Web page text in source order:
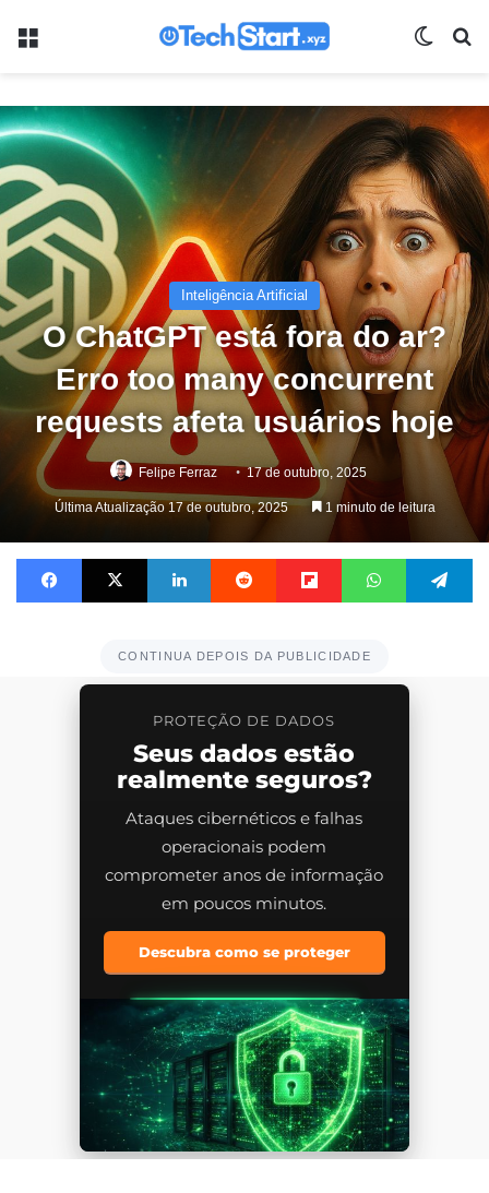
Menu
Inteligência Artificial
O ChatGPT está fora do ar?
Erro too many concurrent
requests afeta usuários hoje
Felipe Ferraz 17 de outubro, 2025
Última Atualização 17 de outubro, 2025 1 minuto de leitura
Facebook X Linkedin Reddit Flipboard WhatsApp
CONTINUA DEPOIS DA PUBLICIDADE
PROTEÇÃO DE DADOS
Seus dados estão
realmente seguros?
Ataques cibernéticos e falhas
operacionais podem
comprometer anos de informação
em poucos minutos.
Descubra como se proteger